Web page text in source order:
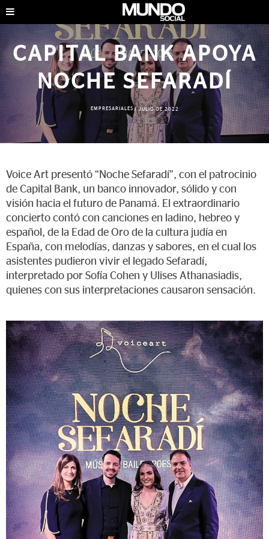
CAPITAL BANK APOYA
NOCHE SEFARADÍ
EMPRESARIALES |JULIO DE 2022
Voice Art presentó “Noche Sefaradí”, con el patrocinio
de Capital Bank, un banco innovador, sólido y con
visión hacia el futuro de Panamá. El extraordinario
concierto contó con canciones en ladino, hebreo y
español, de la Edad de Oro de la cultura judía en
España, con melodías, danzas y sabores, en el cual los
asistentes pudieron vivir el legado Sefaradí,
interpretado por Sofía Cohen y Ulises Athanasiadis,
quienes con sus interpretaciones causaron sensación.